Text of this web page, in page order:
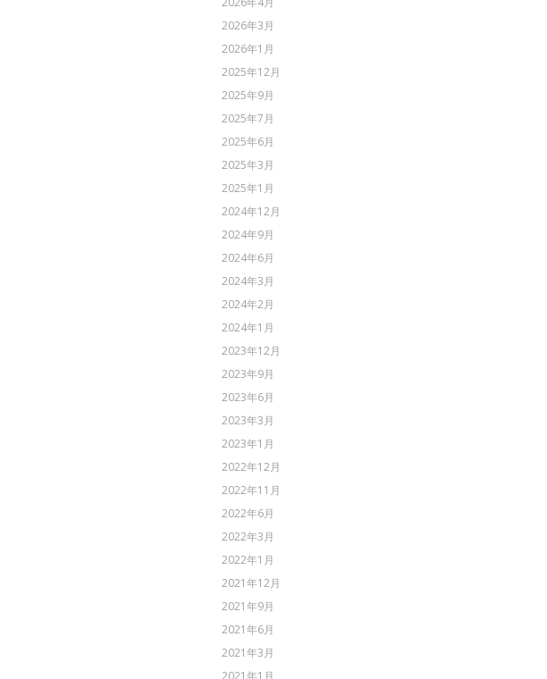
2026年3月
2026年1月
2025年12月
2025年9月
2025年7月
2025年6月
2025年3月
2025年1月
2024年12月
2024年9月
2024年6月
2024年3月
2024年2月
2024年1月
2023年12月
2023年9月
2023年6月
2023年3月
2023年1月
2022年12月
2022年11月
2022年6月
2022年3月
2022年1月
2021年12月
2021年9月
2021年6月
2021年3月
2021年1月